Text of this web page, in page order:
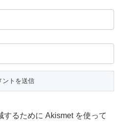
するために Akismet を使って